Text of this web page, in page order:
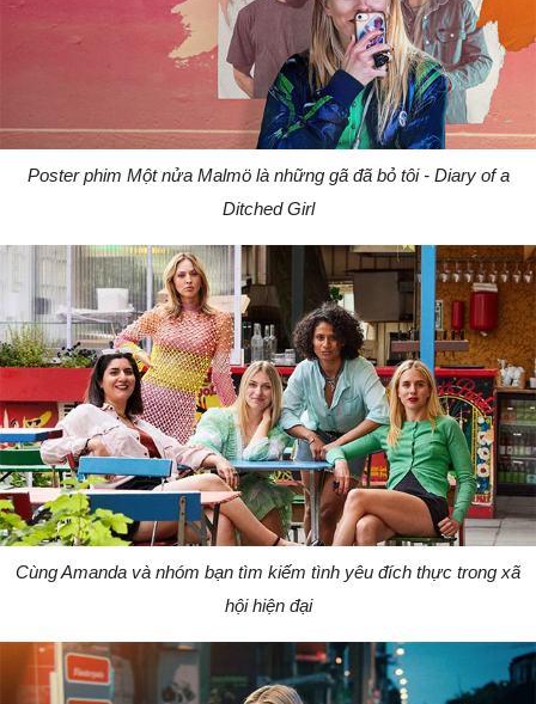
Poster phim Một nửa Malmö là những gã đã bỏ tôi - Diary of a
Ditched Girl
Cùng Amanda và nhóm bạn tìm kiếm tình yêu đích thực trong xã
hội hiện đại